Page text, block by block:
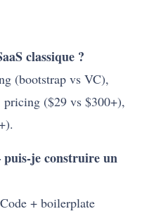
classique ?
(bootstrap vs VC),
($29 vs $300+),
je construire un
+ boilerplate